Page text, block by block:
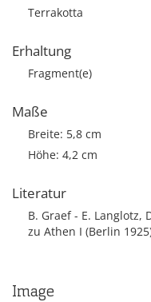
Terrakotta
Erhaltung
Fragment(e)
Maße
Breite: 5,8 cm
Höhe: 4,2 cm
Literatur
B. Graef - E. Langlotz,
zu Athen I (Berlin
Image